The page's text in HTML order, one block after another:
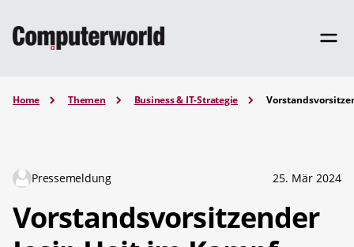
Home Themen Business & IT-Strategie
Pressemeldung 25. Mär 2024
Vorstandsvorsitzender